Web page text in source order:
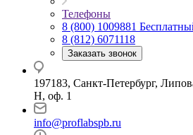
Телефоны
8 (800) 1009881
8 (812) 6071118
Заказать звонок
197183, Санкт-Петербург,
Н, оф. 1
info@proflabspb.ru